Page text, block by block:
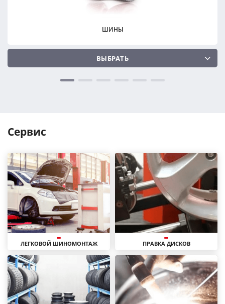
ШИНЫ
ВЫБРАТЬ
Сервис
ЛЕГКОВОЙ ШИНОМОНТАЖ ПРАВКА ДИСКОВ